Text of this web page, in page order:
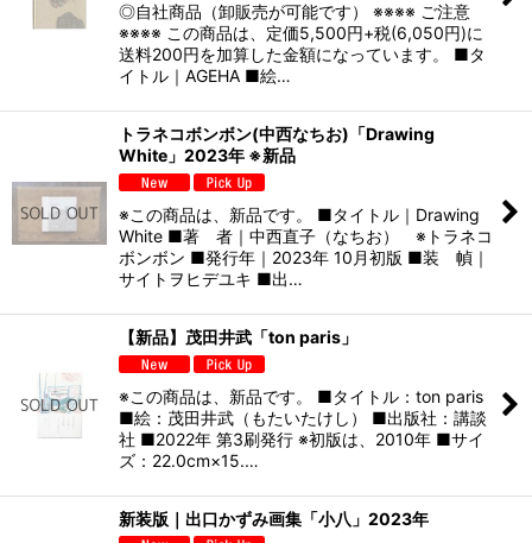
◎自社商品（卸販売が可能です） ※※※※ ご注意
※※※※ この商品は、定価5,500円+税(6,050円)に
送料200円を加算した金額になっています。 ■タ
イトル｜AGEHA ■絵…
トラネコボンボン(中西なちお)「Drawing
White」2023年 ※新品
※この商品は、新品です。 ■タイトル｜Drawing
White ■著 者｜中西直子（なちお） ※トラネコ
ボンボン ■発行年｜2023年 10月初版 ■装 幀｜
サイトヲヒデユキ ■出…
【新品】茂田井武「ton paris」
※この商品は、新品です。 ■タイトル：ton paris
■絵：茂田井武（もたいたけし） ■出版社：講談
社 ■2022年 第3刷発行 ※初版は、2010年 ■サイ
ズ：22.0cm×15.…
新装版｜出口かずみ画集「小八」2023年